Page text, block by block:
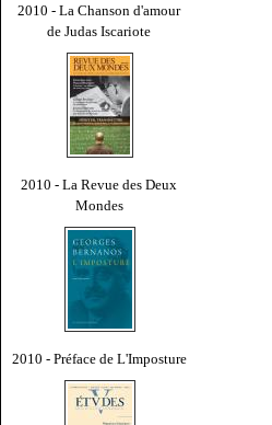
2010 - La Chanson d'amour
de Judas Iscariote
2010 - La Revue des Deux
Mondes
2010 - Préface de L'Imposture